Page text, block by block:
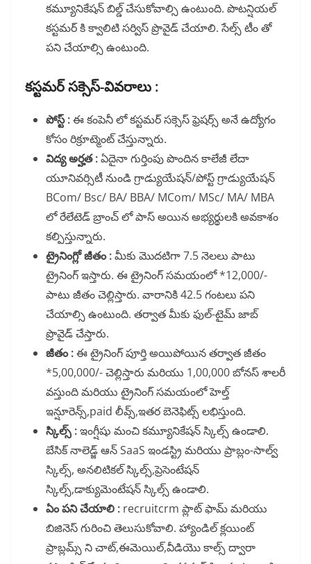
కమ్యూనికేషన్ బిల్డ్ చేసుకోవాల్సి ఉంటుంది. పొటన్షియల్
కస్టమర్ కి క్వాలిటి సర్విస్ ప్రొవైడ్ చేయాలి. సేల్స్ టీం తో
పని చేయాల్సి ఉంటుంది.
కస్టమర్ సక్సెస్-వివరాలు :
పోస్ట్ :ఈ కంపెనీ లో కస్టమర్ సక్సెస్ ఫ్రెషర్స్ అనే ఉద్యోగం
కోసం రిక్రూట్మెంట్ చేస్తున్నారు.
విద్య అర్హత :ఏదైనా గుర్తింపు పొందిన కాలేజీ లేదా
యూనివర్సిటీ నుండి గ్రాడ్యుయేషన్/పోస్ట్ గ్రాడ్యుయేషన్
BCom/ Bsc/ BA/ BBA/ MCom/ MSc/ MA/ MBA
లో రేలేటెడ్ బ్రాంచ్ లో పాస్ అయిన అభ్యర్థులకి అవకాశం
కల్పిస్తున్నారు.
ట్రైనింగ్లో జీతం :మీకు మొదటిగా 7.5 నెలలు పాటు
ట్రైనింగ్ ఇస్తారు. ఈ ట్రైనింగ్ సమయంలో *12,000/-
పాటు జీతం చెల్లిస్తారు. వారానికి 42.5 గంటలు పని
చేయాల్సి ఉంటుంది. తర్వాత మీకు ఫుల్-టైమ్ జాబ్
ప్రొవైడ్ చేస్తారు.
జీతం :ఈ ట్రైనింగ్ పూర్తి అయిపోయిన తర్వాత జీతం
*5,00,000/- చెల్లిస్తారు మరియు 1,00,000 బోనస్ శాలరీ
వస్తుంది మరియు ట్రైనింగ్ సమయంలో హెల్త్
ఇన్షూరెన్స్,paid లీవ్స్,ఇతర బెనెఫిట్స్ లభిస్తుంది.
స్కిల్స్ :ఇంగ్షీషు మంచి కమ్యూనికేషన్ స్కిల్స్ ఉండాలి.
బేసిక్ నాలెడ్జ్ ఆన్ SaaS ఇండస్ట్రి మరియు ప్రాబ్లం-సాల్వ్
స్కిల్స్, అనలిటికల్ స్కిల్స్,ప్రెసెంటేషన్
స్కిల్స్,డాక్యుమెంటేషన్ స్కిల్స్ ఉండాలి.
ఏం పని చేయాలి : recruitcrm ప్లాట్ ఫామ్ మరియు
బిజినెస్ గురించి తెలుసుకోవాలి. హ్యాండిల్ క్లయింట్
ప్రాబ్లమ్స్ ని చాట్,ఈమెయిల్,వీడియొ కాల్స్ ద్వారా